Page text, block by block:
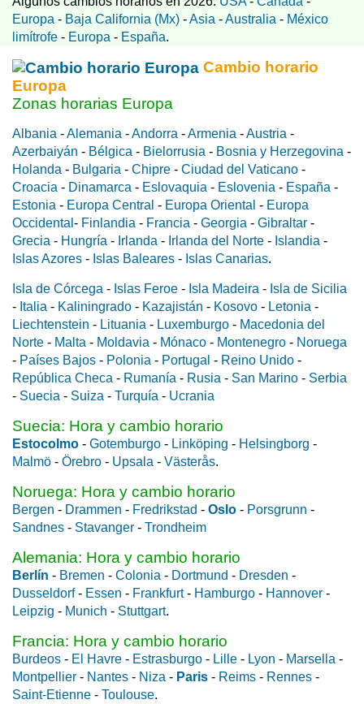
Europa - Baja California (Mx) -Asia -Australia - México
limítrofe - Europa - España.
Cambio horario
Europa
Zonas horarias Europa
Albania -Alemania -Andorra -Armenia -Austria -
Azerbaiyán - Bélgica - Bielorrusia - Bosnia y Herzegovina -
Holanda - Bulgaria - Chipre - Ciudad del Vaticano -
Croacia - Dinamarca - Eslovaquia - Eslovenia - España -
Estonia - Europa Central - Europa Oriental - Europa
Occidental - Finlandia - Francia - Georgia - Gibraltar -
Grecia - Hungría - Irlanda - Irlanda del Norte - Islandia -
Islas Azores - Islas Baleares - Islas Canarias.
Isla de Córcega - Islas Feroe - Isla Madeira - Isla de Sicilia
- Italia - Kaliningrado - Kazajistán - Kosovo - Letonia -
Liechtenstein - Lituania - Luxemburgo - Macedonia del
Norte - Malta - Moldavia - Mónaco - Montenegro - Noruega
- Países Bajos - Polonia - Portugal - Reino Unido -
República Checa - Rumanía - Rusia - San Marino - Serbia
- Suecia - Suiza - Turquía - Ucrania
Suecia: Hora y cambio horario
Estocolmo - Gotemburgo - Linköping - Helsingborg -
Malmö - Örebro - Upsala - Västerås.
Noruega: Hora y cambio horario
Bergen - Drammen - Fredrikstad - Oslo - Porsgrunn -
Sandnes - Stavanger - Trondheim
Alemania: Hora y cambio horario
Berlín - Bremen - Colonia - Dortmund - Dresden -
Dusseldorf- Essen - Frankfurt- Hamburgo - Hannover -
Leipzig - Munich - Stuttgart.
Francia: Hora y cambio horario
Burdeos - El Havre - Estrasburgo - Lille - Lyon - Marsella -
Montpellier - Nantes - Niza - Paris - Reims - Rennes -
Saint-Etienne - Toulouse.